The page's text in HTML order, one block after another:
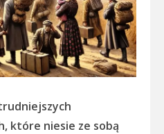
które niesie ze sobą